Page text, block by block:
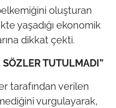
oluşturan
yaşadığı ekonomik
dikkat çekti.
TUTULMADI”
tarafından verilen
vurgulayarak,